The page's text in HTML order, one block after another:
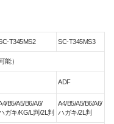
T345MS2 SC-T345MS3
能）
ADF
B5/A5/B6/A6/
ガキ/KG/L判/2L判
A4/B5/A5/B6/A6/
ハガキ/2L判